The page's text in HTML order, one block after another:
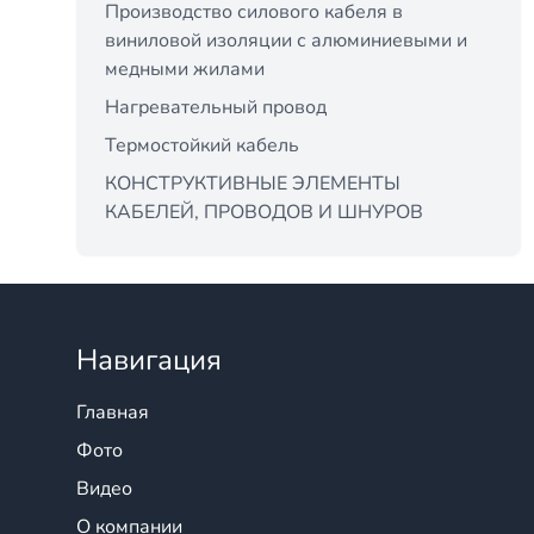
Производство силового кабеля в
виниловой изоляции с алюминиевыми и
медными жилами
Нагревательный провод
Термостойкий кабель
КОНСТРУКТИВНЫЕ ЭЛЕМЕНТЫ
КАБЕЛЕЙ, ПРОВОДОВ И ШНУРОВ
Навигация
Главная
Фото
Видео
О компании